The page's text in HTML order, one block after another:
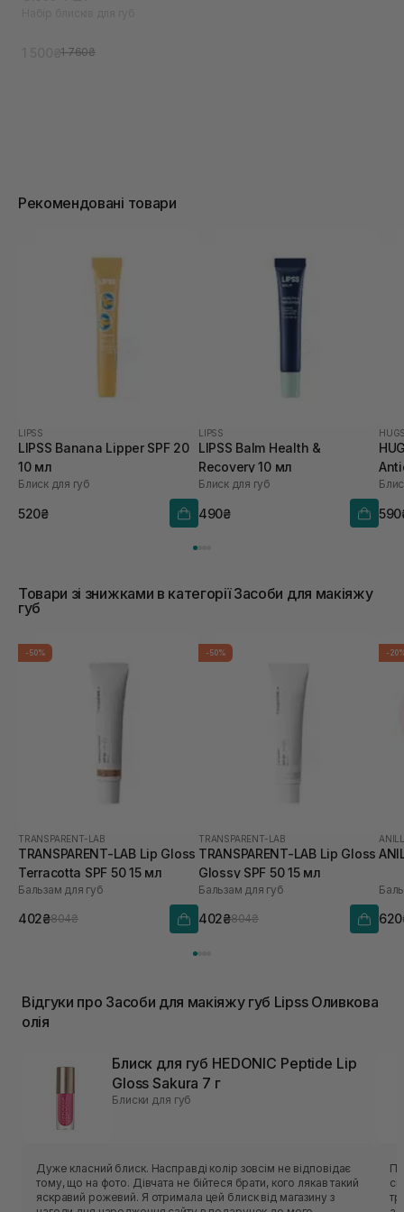
1 500₴1 760₴
Рекомендовані товари
LIPSS
LIPSS Banana Lipper SPF 20
10 мл
Блиск для губ
520₴
LIPSS
LIPSS Balm Health &
Recovery 10 мл
Блиск для губ
490₴
Товари зі знижками в категорії Засоби для макіяжу
губ
-50%
TRANSPARENT-LAB
TRANSPARENT-LAB Lip Gloss
Terracotta SPF 50 15 мл
Бальзам для губ
402₴804₴
-50%
TRANSPARENT-LAB
TRANSPARENT-LAB Lip Gloss
Glossy SPF 50 15 мл
Бальзам для губ
402₴804₴
-
Відгуки про Засоби для макіяжу губ Lipss Оливкова
олія
Блиск для губ HEDONIC Peptide Lip
Gloss Sakura 7 г
Блиски для губ
Дуже класний блиск. Насправді колір зовсім не відповідає
тому, що на фото. Дівчата не бійтеся брати, кого лякав такий
яскравий рожевий. Я отримала цей блиск від магазину з